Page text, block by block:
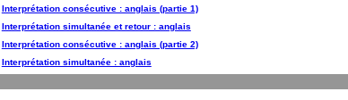
Interprétation consécutive : anglais (partie 1)
Interprétation simultanée et retour : anglais
Interprétation consécutive : anglais (partie 2)
Interprétation simultanée : anglais